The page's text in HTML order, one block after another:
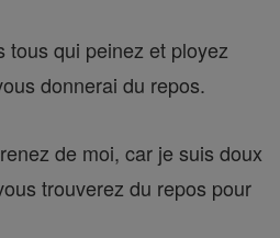
tous qui peinez et ployez
donnerai du repos.
de moi, car je suis doux
trouverez du repos pour